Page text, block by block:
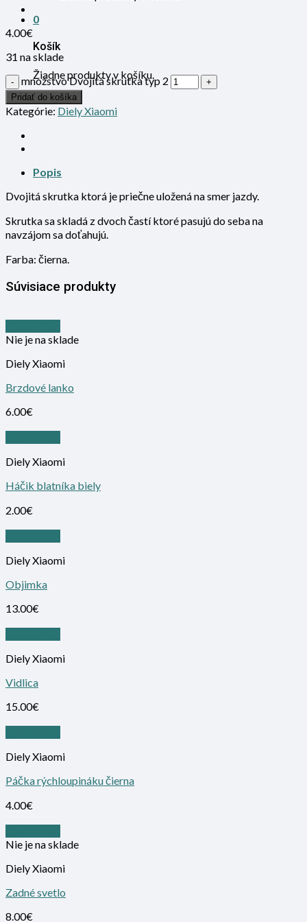
0
Košík
Žiadne produkty v košíku.
4.00€
31 na sklade
množstvo Dvojitá skrutka typ 2
Pridať do košíka
Kategórie: Diely Xiaomi
Popis
Dvojitá skrutka ktorá je priečne uložená na smer jazdy.
Skrutka sa skladá z dvoch častí ktoré pasujú do seba na
navzájom sa doťahujú.
Farba: čierna.
Súvisiace produkty
Nie je na sklade
Diely Xiaomi
Brzdové lanko
6.00€
Diely Xiaomi
Háčik blatníka biely
2.00€
Diely Xiaomi
Objimka
13.00€
Diely Xiaomi
Vidlica
15.00€
Diely Xiaomi
Páčka rýchloupináku čierna
4.00€
Nie je na sklade
Diely Xiaomi
Zadné svetlo
8.00€